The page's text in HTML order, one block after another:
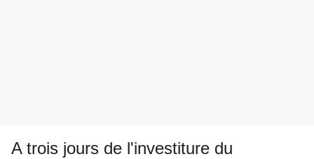
A trois jours de l'investiture du